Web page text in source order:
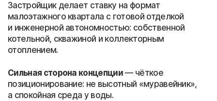
Застройщик делает ставку на формат
малоэтажного квартала с готовой отделкой
и инженерной автономностью: собственной
котельной, скважиной и коллекторным
отоплением.
Сильная сторона концепции — чёткое
позиционирование: не высотный «муравейник»,
а спокойная среда у воды.